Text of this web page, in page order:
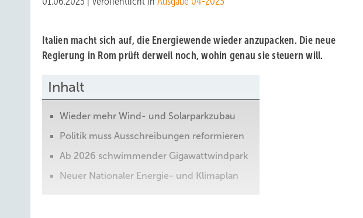
Italien macht sich auf, die Energiewende wieder anzupacken. Die neue
Regierung in Rom prüft derweil noch, wohin genau sie steuern will.
Inhalt
Wieder mehr Wind- und Solarparkzubau
Politik muss Ausschreibungen reformieren
Ab 2026 schwimmender Gigawattwindpark
Neuer Nationaler Energie- und Klimaplan